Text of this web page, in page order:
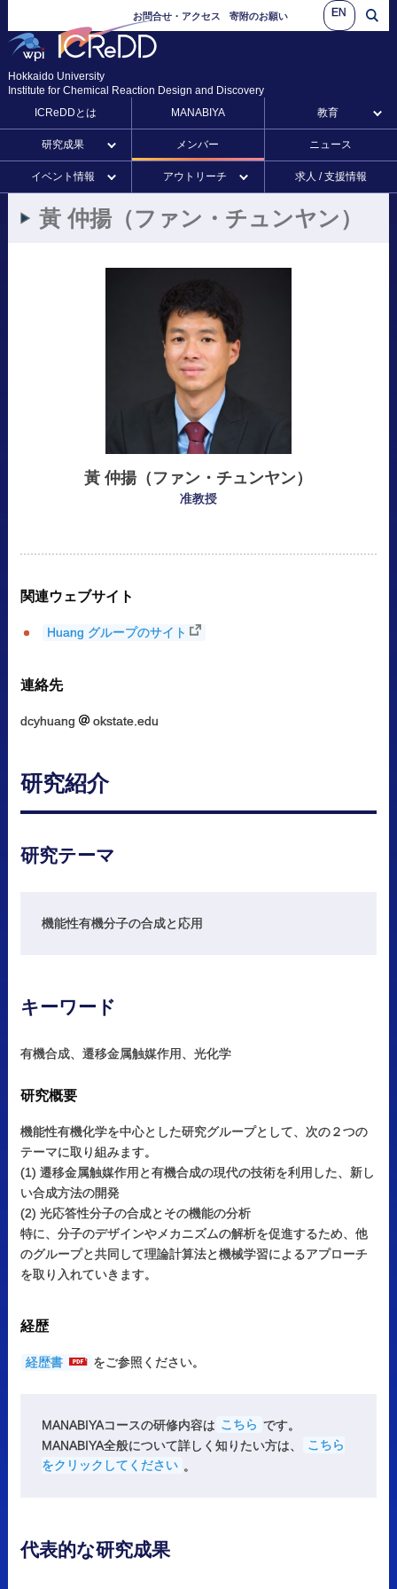
お問合せ・アクセス 寄附のお願い EN
Hokkaido University
Institute for Chemical Reaction Design and Discovery
ICReDDとは
MANABIYA 教育
研究成果 メンバー ニュース
イベント情報 アウトリーチ 求人 / 支援情報
黃 仲揚（ファン ・ チュンヤン）
黃 仲揚 （ファン ・ チュンヤン）
准教授
関連ウェブサイト
Huang グループのサイト
連絡先
dcyhuang okstate.edu
研究紹介
研究テーマ
機能性有機分子の合成と応用
キーワード
有機合成、遷移金属触媒作用、光化学
研究概要
機能性有機化学を中心とした研究グループとして、次の２つの
テーマに取り組みます。
(1) 遷移金属触媒作用と有機合成の現代の技術を利用した、新し
い合成方法の開発
(2) 光応答性分子の合成とその機能の分析
特に、分子のデザインやメカニズムの解析を促進するため、他
のグループと共同して理論計算法と機械学習によるアプローチ
を取り入れていきます。
経歴
経歴書 をご参照ください。
MANABIYAコースの研修内容は こちら です。
MANABIYA全般について詳しく知りたい方は、
こちら
をクリックしてください 。
代表的な研究成果